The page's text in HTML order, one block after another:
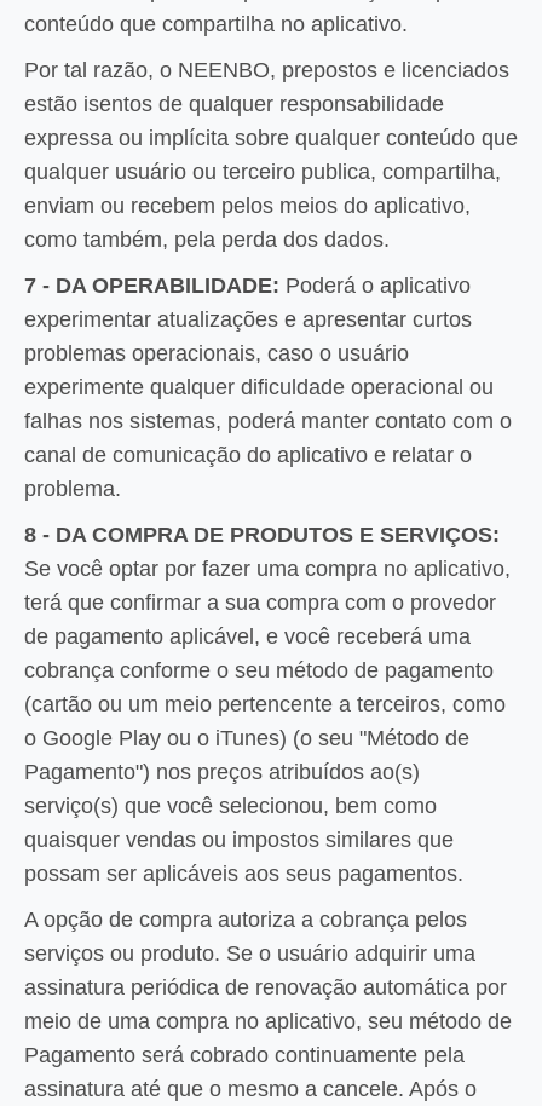
conteúdo que compartilha no aplicativo.
Por tal razão, o NEENBO, prepostos e licenciados
estão isentos de qualquer responsabilidade
expressa ou implícita sobre qualquer conteúdo que
qualquer usuário ou terceiro publica, compartilha,
enviam ou recebem pelos meios do aplicativo,
como também, pela perda dos dados.
7 - DA OPERABILIDADE: Poderá o aplicativo
experimentar atualizações e apresentar curtos
problemas operacionais, caso o usuário
experimente qualquer dificuldade operacional ou
falhas nos sistemas, poderá manter contato com o
canal de comunicação do aplicativo e relatar o
problema.
8 - DA COMPRA DE PRODUTOS E SERVIÇOS:
Se você optar por fazer uma compra no aplicativo,
terá que confirmar a sua compra com o provedor
de pagamento aplicável, e você receberá uma
cobrança conforme o seu método de pagamento
(cartão ou um meio pertencente a terceiros, como
o Google Play ou o iTunes) (o seu "Método de
Pagamento") nos preços atribuídos ao(s)
serviço(s) que você selecionou, bem como
quaisquer vendas ou impostos similares que
possam ser aplicáveis aos seus pagamentos.
A opção de compra autoriza a cobrança pelos
serviços ou produto. Se o usuário adquirir uma
assinatura periódica de renovação automática por
meio de uma compra no aplicativo, seu método de
Pagamento será cobrado continuamente pela
assinatura até que o mesmo a cancele. Após o